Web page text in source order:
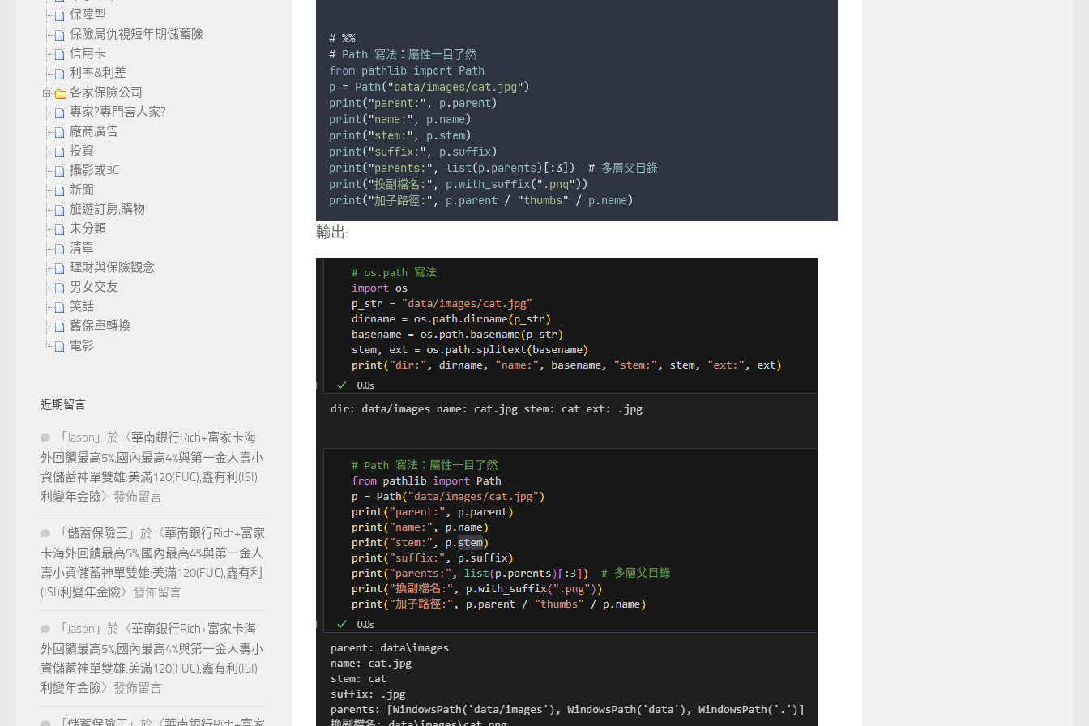
# %%
# Path 寫法 ： 屬性一目了然
from pathlib import Path
p = Path("data/images/cat.jpg")
print("parent: " , p.parent)
print("name: " , p.name)
print("stem: " , p.stem)
print("suffix: " , p.suffix)
print("parents: " , list(p.parents)[:3])  # 多層父目錄
print("換副檔名: " , p.with_suffix(" .png"))
print("加子路徑: " , p.parent / "thumbs" / p.name)
輸出:
保障型
保險局仇視短年期儲蓄險
信用卡
利率&利差
各家保險公司
專家?專門害人家?
廠商廣告
投資
攝影或3C
新聞
旅遊訂房,購物
未分類
清單
理財與保險觀念
男女交友
笑話
舊保單轉換
電影
近期留言
「 Jason 」於〈華南銀行Rich+富家卡海
外回饋最高5%,國內最高4%與第一金人壽小
資儲蓄神單雙雄:美滿120(FUC),鑫有利(ISI)
利變年金險〉發佈留言
「 儲蓄保險王 」於〈華南銀行Rich+富家
卡海外回饋最高5%,國內最高4%與第一金人
壽小資儲蓄神單雙雄:美滿120(FUC),鑫有利
(ISI)利變年金險〉發佈留言
「 Jason 」於〈華南銀行Rich+富家卡海
外回饋最高5%,國內最高4%與第一金人壽小
資儲蓄神單雙雄:美滿120(FUC),鑫有利(ISI)
利變年金險〉發佈留言